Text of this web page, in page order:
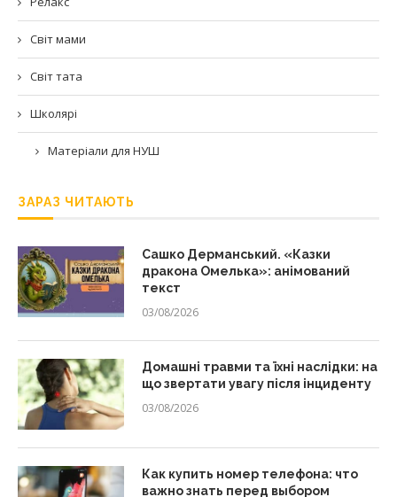
Світ мами
Світ тата
Школярі
Матеріали для НУШ
ЗАРАЗ ЧИТАЮТЬ
Сашко Дерманський. «Казки
дракона Омелька»: анімований
текст
03/08/2026
Домашні травми та їхні наслідки: на
що звертати увагу після інциденту
03/08/2026
Как купить номер телефона: что
важно знать перед выбором